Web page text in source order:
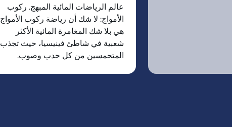
عالم الرياضات المائية المبهج. ركوب
الأمواج: لا شك أن رياضة ركوب الأمواج
هي بلا شك المغامرة المائية الأكثر
شعبية في شاطئ فينيسيا، حيث تجذب
المتحمسين من كل حدب وصوب.